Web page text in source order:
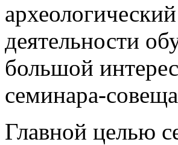
деятельности
большой
семинара-
Главной целью